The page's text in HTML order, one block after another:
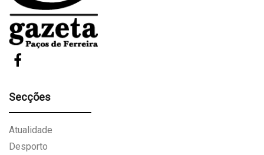
Secções
Atualidade
Desporto